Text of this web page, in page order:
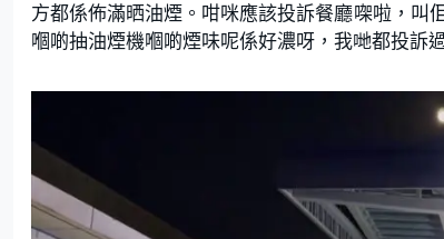
方都係佈滿晒油煙。咁咪應該投訴餐廳㗎啦，叫
嗰啲抽油煙機嗰啲煙味呢係好濃呀，我哋都投訴